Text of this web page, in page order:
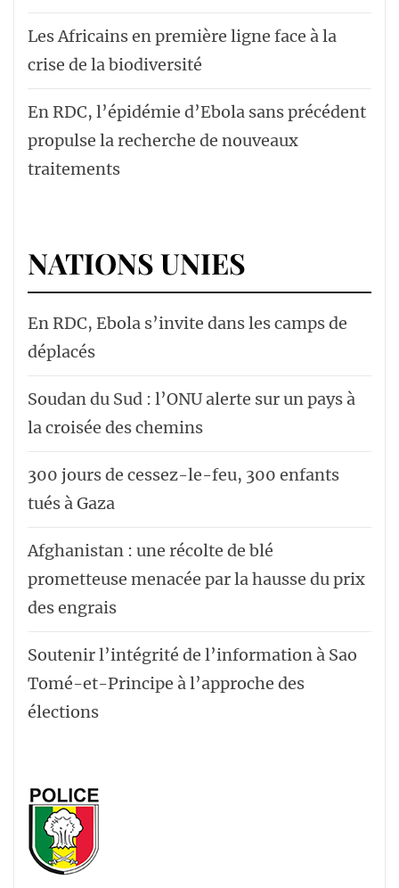
Les Africains en première ligne face à la
crise de la biodiversité
En RDC, l’épidémie d’Ebola sans précédent
propulse la recherche de nouveaux
traitements
NATIONS UNIES
En RDC, Ebola s’invite dans les camps de
déplacés
Soudan du Sud : l’ONU alerte sur un pays à
la croisée des chemins
300 jours de cessez-le-feu, 300 enfants
tués à Gaza
Afghanistan : une récolte de blé
prometteuse menacée par la hausse du prix
des engrais
Soutenir l’intégrité de l’information à Sao
Tomé-et-Principe à l’approche des
élections